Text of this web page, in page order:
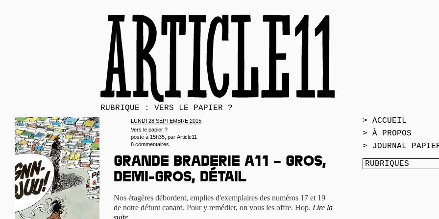
RUBRIQUE : VERS LE PAPIER ?
LUNDI 28 SEPTEMBRE 2015
Vers le papier ?
posté à 15h35, par Article11
8 commentaires
Grande braderie A11 – gros,
demi-gros, détail
Nos étagères débordent, emplies d'exemplaires des numéros 17 et 19
de notre défunt canard. Pour y remédier, on vous les offre. Hop. Lire la
suite
> ACCUEIL
> À PROPOS
> JOURNAL